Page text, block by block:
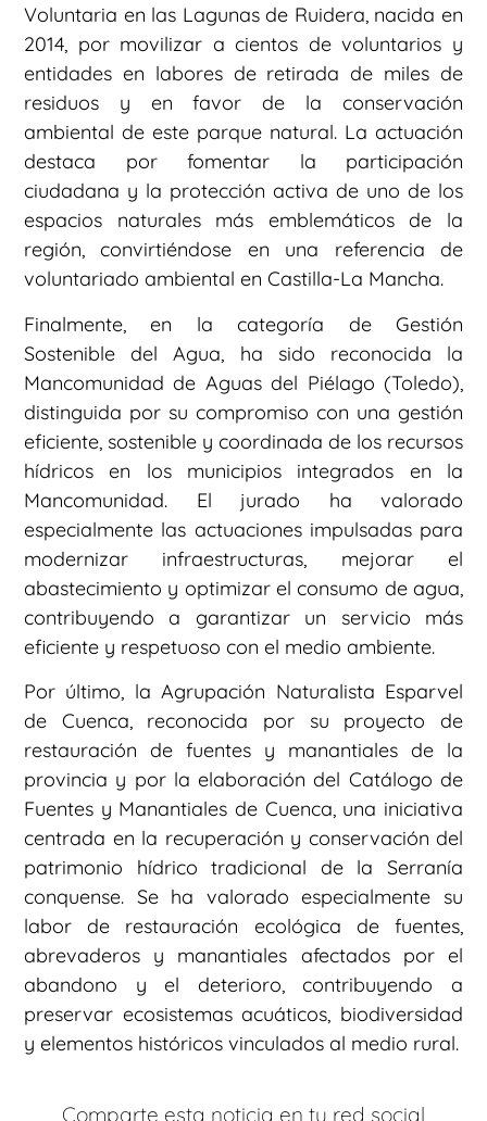
Voluntaria en las Lagunas de Ruidera, nacida en
2014, por movilizar a cientos de voluntarios y
entidades en labores de retirada de miles de
residuos y en favor de la conservación
ambiental de este parque natural. La actuación
destaca por fomentar la participación
ciudadana y la protección activa de uno de los
espacios naturales más emblemáticos de la
región, convirtiéndose en una referencia de
voluntariado ambiental en Castilla-La Mancha.
Finalmente, en la categoría de Gestión
Sostenible del Agua, ha sido reconocida la
Mancomunidad de Aguas del Piélago (Toledo),
distinguida por su compromiso con una gestión
eficiente, sostenible y coordinada de los recursos
hídricos en los municipios integrados en la
Mancomunidad. El jurado ha valorado
especialmente las actuaciones impulsadas para
modernizar infraestructuras, mejorar el
abastecimiento y optimizar el consumo de agua,
contribuyendo a garantizar un servicio más
eficiente y respetuoso con el medio ambiente.
Por último, la Agrupación Naturalista Esparvel
de Cuenca, reconocida por su proyecto de
restauración de fuentes y manantiales de la
provincia y por la elaboración del Catálogo de
Fuentes y Manantiales de Cuenca, una iniciativa
centrada en la recuperación y conservación del
patrimonio hídrico tradicional de la Serranía
conquense. Se ha valorado especialmente su
labor de restauración ecológica de fuentes,
abrevaderos y manantiales afectados por el
abandono y el deterioro, contribuyendo a
preservar ecosistemas acuáticos, biodiversidad
y elementos históricos vinculados al medio rural.
Comparte esta noticia en tu red social